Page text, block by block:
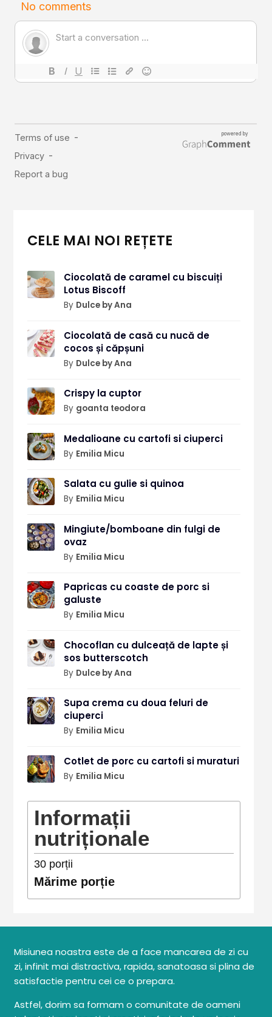
CELE MAI NOI REȚETE
Ciocolată de caramel cu biscuiți
Lotus Biscoff
By Dulce by Ana
Ciocolată de casă cu nucă de
cocos și căpșuni
By Dulce by Ana
Crispy la cuptor
By goanta teodora
Medalioane cu cartofi si ciuperci
By Emilia Micu
Salata cu gulie si quinoa
By Emilia Micu
Mingiute/bomboane din fulgi de
ovaz
By Emilia Micu
Papricas cu coaste de porc si
galuste
By Emilia Micu
Chocoflan cu dulceață de lapte și
sos butterscotch
By Dulce by Ana
Supa crema cu doua feluri de
ciuperci
By Emilia Micu
Cotlet de porc cu cartofi si muraturi
By Emilia Micu
Informații
nutriționale
30porții
Mărime porție
Misiunea noastra este de a face mancarea de zi cu
zi, infinit mai distractiva, rapida, sanatoasa si plina de
satisfactie pentru cei ce o prepara.
Astfel, dorim sa formam o comunitate de oameni